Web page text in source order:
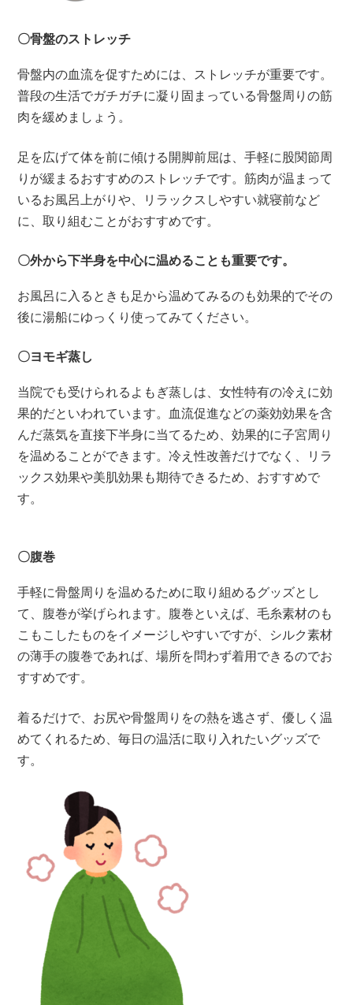
〇骨盤のストレッチ
骨盤内の血流を促すためには、ストレッチが重要です。
普段の生活でガチガチに凝り固まっている骨盤周りの筋
肉を緩めましょう。
足を広げて体を前に傾ける開脚前屈は、手軽に股関節周
りが緩まるおすすめのストレッチです。筋肉が温まって
いるお風呂上がりや、リラックスしやすい就寝前など
に、取り組むことがおすすめです。
〇外から下半身を中心に温めることも重要です。
お風呂に入るときも足から温めてみるのも効果的でその
後に湯船にゆっくり使ってみてください。
〇ヨモギ蒸し
当院でも受けられるよもぎ蒸しは、女性特有の冷えに効
果的だといわれています。血流促進などの薬効効果を含
んだ蒸気を直接下半身に当てるため、効果的に子宮周り
を温めることができます。冷え性改善だけでなく、リラ
ックス効果や美肌効果も期待できるため、おすすめで
す。
〇腹巻
手軽に骨盤周りを温めるために取り組めるグッズとし
て、腹巻が挙げられます。腹巻といえば、毛糸素材のも
こもこしたものをイメージしやすいですが、シルク素材
の薄手の腹巻であれば、場所を問わず着用できるのでお
すすめです。
着るだけで、お尻や骨盤周りをの熱を逃さず、優しく温
めてくれるため、毎日の温活に取り入れたいグッズで
す。